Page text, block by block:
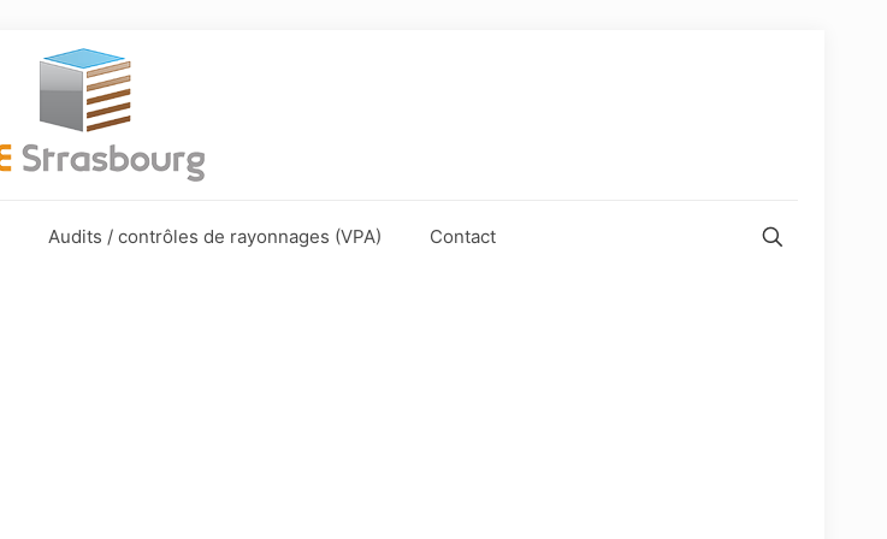
Audits / contrôles de rayonnages (VPA) Contact